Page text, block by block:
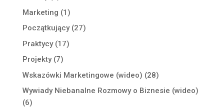
Marketing (1)
Początkujący(27)
Praktycy(17)
Projekty(7)
Wskazówki Marketingowe (wideo) (28)
Wywiady Niebanalne Rozmowy o Biznesie (wideo)
(6)